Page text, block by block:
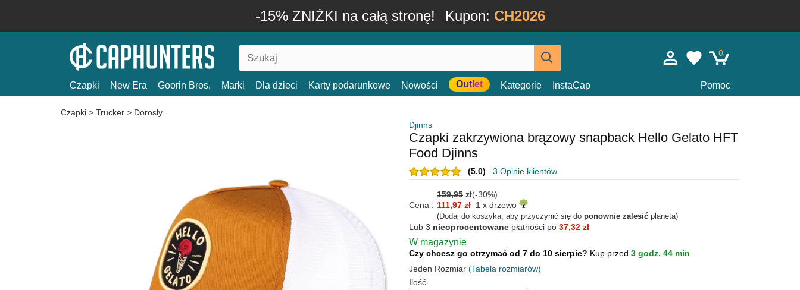
-15% ZNIŻKI na całą stronę! Kupon: CH2026
0
Czapki New Era Goorin Bros. Marki Dla dzieci Karty podarunkowe Nowości Outlet Kategorie InstaCap Pomoc
Czapki > Trucker > Dorosły
Djinns
Czapki zakrzywiona brązowy snapback Hello Gelato HFT
Food Djinns
(5.0) 3 Opinie klientów
159,95 zł(-30%)
Cena : 111,97 zł 1 x drzewo
(Dodaj do koszyka, aby przyczynić się do ponownie zalesić planeta)
Lub 3 nieoprocentowane płatności po 37,32 zł
W magazynie
Czy chcesz go otrzymać od 7 do 10 sierpie? Kup przed 3 godz. 44 min
Jeden Rozmiar (Tabela rozmiarów)
Ilość